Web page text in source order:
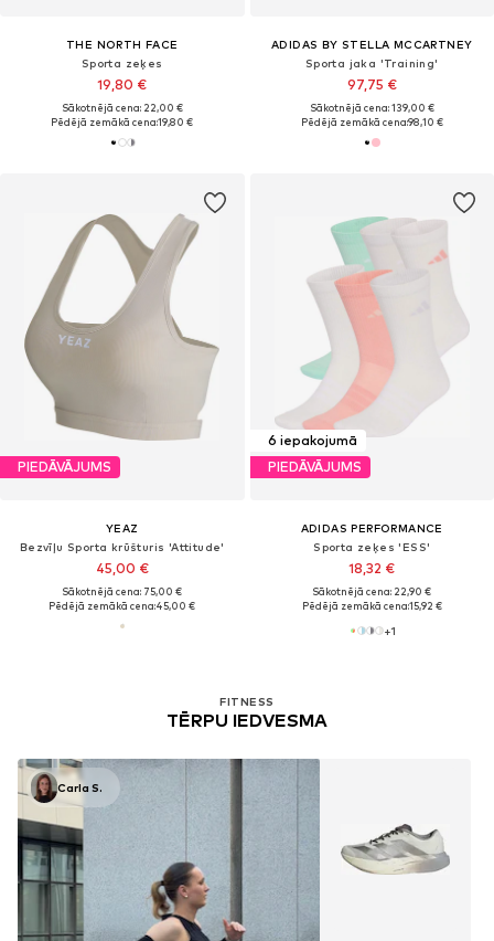
THE NORTH FACE
Sporta zeķes
19,80 €
Sākotnējā cena: 22,00 €
Pēdējā zemākā cena:19,80 €
ADIDAS BY STELLA MCCARTNEY
Sporta jaka 'Training'
97,75 €
Sākotnējā cena: 139,00 €
Pēdējā zemākā cena:98,10 €
PIEDĀVĀJUMS
YEAZ
Bezvīļu Sporta krūšturis 'Attitude'
45,00 €
Sākotnējā cena: 75,00 €
Pēdējā zemākā cena:45,00 €
6 iepakojumā
PIEDĀVĀJUMS
ADIDAS PERFORMANCE
Sporta zeķes 'ESS'
18,32 €
Sākotnējā cena: 22,90 €
Pēdējā zemākā cena:15,92 €
+1
FITNESS
TĒRPU IEDVESMA
Carla S.